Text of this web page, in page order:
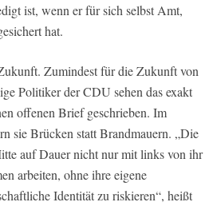
ist, wenn er für sich selbst Amt,
hat.
Zumindest für die Zukunft von
Politiker der CDU sehen das exakt
offenen Brief geschrieben. Im
sie Brücken statt Brandmauern. „Die
auf Dauer nicht nur mit links von ihr
arbeiten, ohne ihre eigene
Identität zu riskieren“, heißt